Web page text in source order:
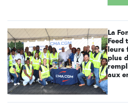
La
Feed
leurs
plus
aux